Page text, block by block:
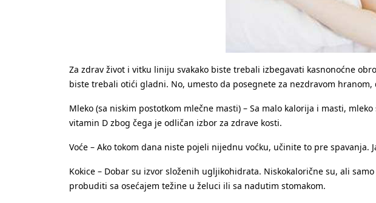
Za zdrav život i vitku liniju svakako biste trebali izbegavati kasnonoćne
biste trebali otići gladni. No, umesto da posegnete za nezdravom
Mleko (sa niskim postotkom mlečne masti) – Sa malo kalorija i masti,
vitamin D zbog čega je odličan izbor za zdrave kosti.
Voće – Ako tokom dana niste pojeli nijednu voćku, učinite to pre spavanja.
Kokice – Dobar su izvor složenih ugljikohidrata. Niskokalorične su, ali
probuditi sa osećajem težine u želuci ili sa nadutim stomakom.